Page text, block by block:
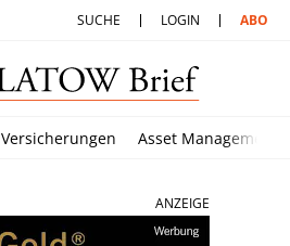
SUCHE LOGIN ABO
Versicherungen Asset Management
ANZEIGE